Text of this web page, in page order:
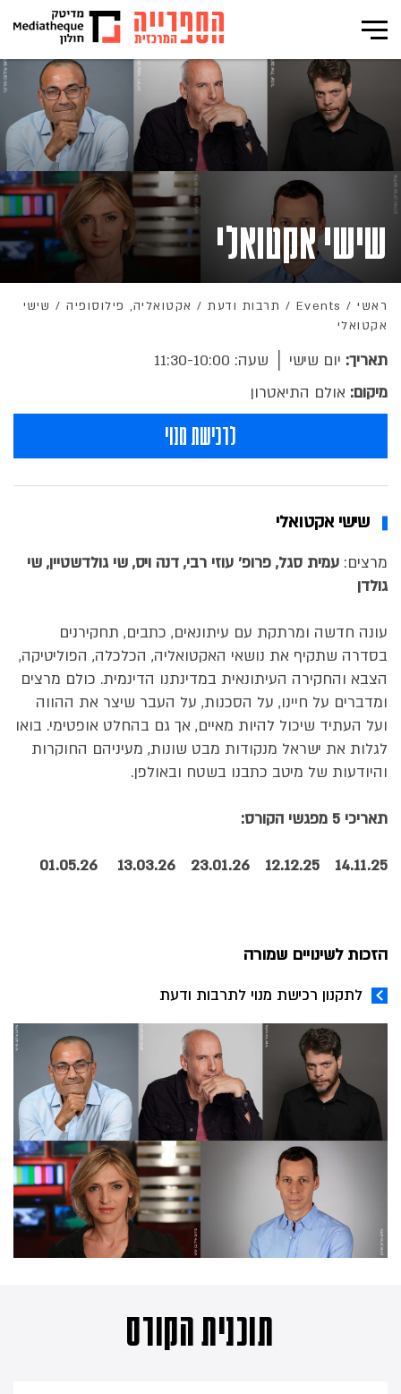
שישי אקטואלי
ראשי /
Events
/ תרבות ודעת / אקטואליה, פילוסופיה / שישי
אקטואלי
תאריך: יום שישי │ שעה: 11:30-10:00
מיקום: אולם התיאטרון
לרכישת מנוי
שישי אקטואלי
מרצים: עמית סגל, פרופ' עוזי רבי, דנה ויס, שי גולדשטיין, שי
גולדן
עונה חדשה ומרתקת עם עיתונאים, כתבים, תחקירנים
בסדרה שתקיף את נושאי האקטואליה, הכלכלה, הפוליטיקה,
הצבא והחקירה העיתונאית במדינתנו הדינמית. כולם מרצים
ומדברים על חיינו, על הסכנות, על העבר שיצר את ההווה
ועל העתיד שיכול להיות מאיים, אך גם בהחלט אופטימי. בואו
לגלות את ישראל מנקודות מבט שונות, מעיניהם החוקרות
והיודעות של מיטב כתבנו בשטח ובאולפן.
תאריכי 5 מפגשי הקורס :
14.11.25
12.12.25
23.01.26
13.03.26
01.05.26
הזכות לשינויים שמורה
לתקנון רכישת מנוי לתרבות ודעת
תוכנית הקורס